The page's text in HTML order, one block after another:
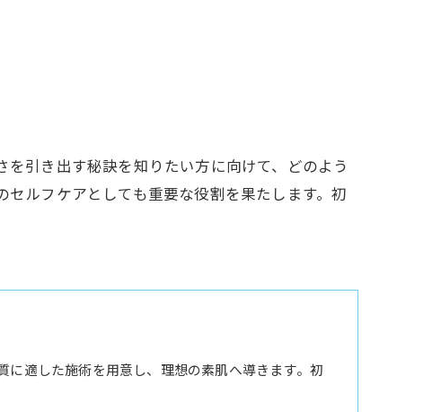
引き出す秘訣を知りたい方に向けて、どのよう
ルフケアとしても重要な役割を果たします。初
適した施術を用意し、理想の素肌へ導きます。初